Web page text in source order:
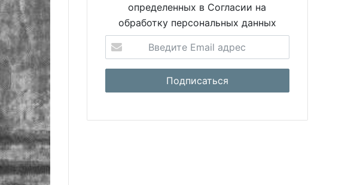
определенных в Согласии на
обработку персональных данных